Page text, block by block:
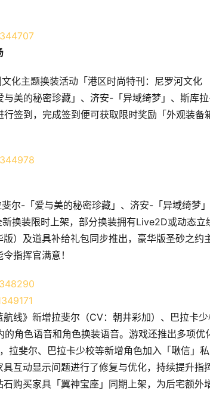
化主题换装活动「港区时尚特刊：尼罗河文化
美的秘密珍藏」、济安-「异域绮梦」、斯库
签到，完成签到便可获取限时奖励「外观装备
尔-「爱与美的秘密珍藏」、济安-「异域绮梦
换装限时上架，部分换装拥有Live2D或动态立
）及道具补给礼包同步推出，豪华版圣砂之约
指挥官满意！
线》新增拉斐尔（CV：朝井彩加）、巴拉卡
的角色语音和角色换装语音。游戏还推出多项优
拉斐尔、巴拉卡少校等新增角色加入「啾信」
互动显示问题进行了修复与优化，持续提升指
购买家具「翼神宝座」同期上架，为后宅额外